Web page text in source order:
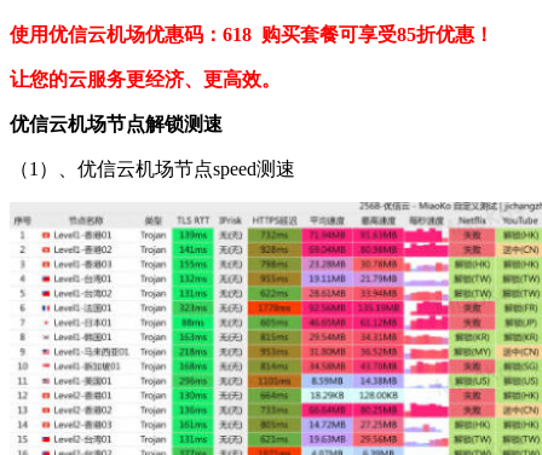
使用优信云机场优惠码：618 购买套餐可享受85折优惠！
让您的云服务更经济、更高效。
优信云机场节点解锁测速
（1）、优信云机场节点speed测速